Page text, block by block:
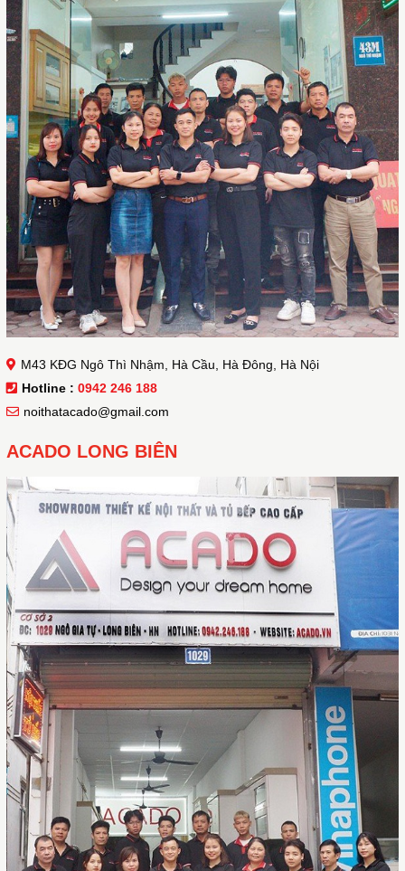
M43 KĐG Ngô Thì Nhậm, Hà Cầu, Hà Đông, Hà Nội
Hotline : 0942 246 188
noithatacado@gmail.com
ACADO LONG BIÊN